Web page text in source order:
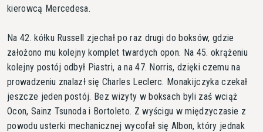
kierowcą Mercedesa.
Na 42. kółku Russell zjechał po raz drugi do boksów, gdzie
założono mu kolejny komplet twardych opon. Na 45. okrążeniu
kolejny postój odbył Piastri, a na 47. Norris, dzięki czemu na
prowadzeniu znalazł się Charles Leclerc. Monakijczyka czekał
jeszcze jeden postój. Bez wizyty w boksach byli zaś wciąż
Ocon, Sainz Tsunoda i Bortoleto. Z wyścigu w międzyczasie z
powodu usterki mechanicznej wycofał się Albon, który jednak